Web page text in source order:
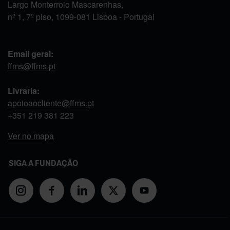
Largo Monterroio Mascarenhas,
nº 1, 7º piso, 1099-081 Lisboa - Portugal
Email geral:
ffms@ffms.pt
Livraria:
apoioaocliente@ffms.pt
+351 219 381 223
Ver no mapa
SIGA A FUNDAÇÃO